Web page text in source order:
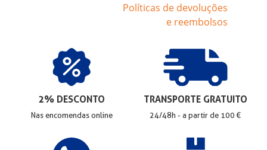
Políticas de devoluções
e reembolsos
2% DESCONTO
Nas encomendas online
TRANSPORTE GRATUITO
24/48h - a partir de 100 €